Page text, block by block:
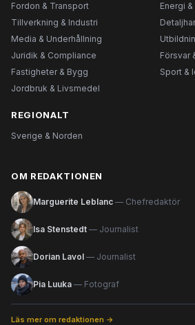
Fordon & Transport
Energi
Tillverkning & Industri
Media & Underhållning
Juridik & Compliance
Försvar
Fastigheter & Bygg
Sport &
Jordbruk & Livsmedel
REGIONALT
Sverige & Norden
OM REDAKTIONEN
Marguerite Leblanc — Chefredaktör
Isa Stenstedt — Journalist
Dorian Lavol — Journalist
Pia Luuka — Fotograf
Läs mer om redaktionen →